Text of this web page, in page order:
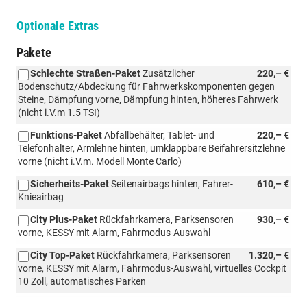
Optionale Extras
Pakete
220,– €
Schlechte Straßen-PaketZusätzlicher
Bodenschutz/Abdeckung für Fahrwerkskomponenten gegen
Steine, Dämpfung vorne, Dämpfung hinten, höheres Fahrwerk
(nicht i.V.m 1.5 TSI)
220,– €
Funktions-PaketAbfallbehälter, Tablet- und
Telefonhalter, Armlehne hinten, umklappbare Beifahrersitzlehne
vorne (nicht i.V.m. Modell Monte Carlo)
610,– €
Sicherheits-PaketSeitenairbags hinten, Fahrer-
Knieairbag
930,– €
City Plus-Paket Rückfahrkamera, Parksensoren
vorne, KESSY mit Alarm, Fahrmodus-Auswahl
1.320,– €
City Top-Paket Rückfahrkamera, Parksensoren
vorne, KESSY mit Alarm, Fahrmodus-Auswahl, virtuelles Cockpit
10 Zoll, automatisches Parken